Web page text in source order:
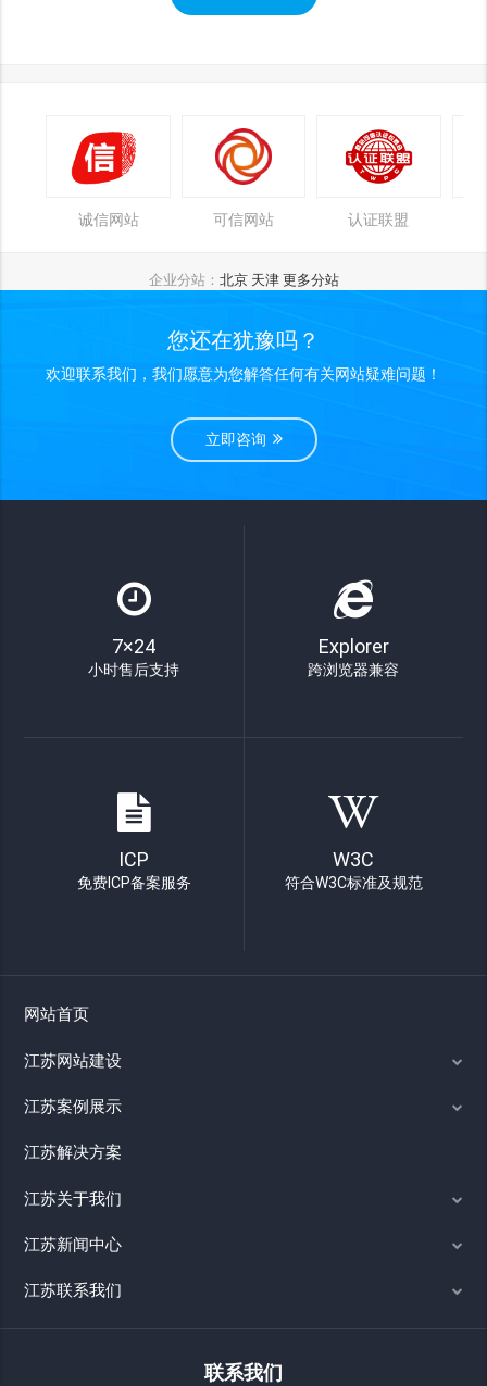
诚信网站 可信网站 认证联盟
企业分站： 北京 天津 更多分站
您还在犹豫吗？
欢迎联系我们，我们愿意为您解答任何有关网站疑难问题！
立即咨询
7×24
小时售后支持
Explorer
跨浏览器兼容
ICP
免费ICP备案服务
W3C
符合W3C标准及规范
网站首页
江苏网站建设
江苏案例展示
江苏解决方案
江苏关于我们
江苏新闻中心
江苏联系我们
联系我们